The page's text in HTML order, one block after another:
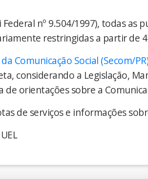
nº 9.504/1997), todas as
restringidas a partir de
Comunicação Social (Secom/PR)
considerando a Legislação,
de orientações sobre a
de serviços e informações